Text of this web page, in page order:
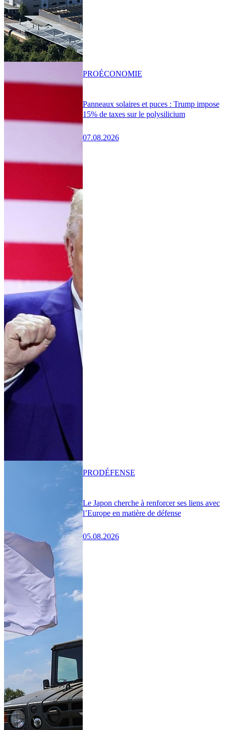
Panneaux solaires et puces : Trump impose
15% de taxes sur le polysilicium
07.08.2026
PROÉCONOMIE
Le Japon cherche à renforcer ses liens avec
l’Europe en matière de défense
05.08.2026
PRODÉFENSE